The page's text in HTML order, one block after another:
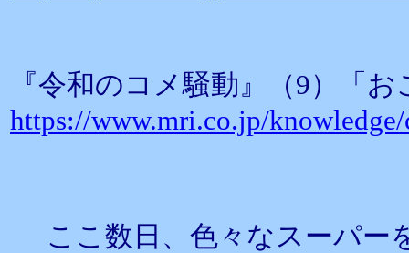
『令和のコメ騒動』（9）「
https://www.mri.co.jp/
ここ数日、色々なスーパー